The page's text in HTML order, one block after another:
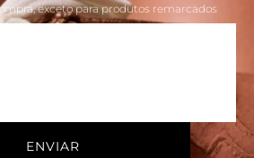
exceto para produtos remarcados